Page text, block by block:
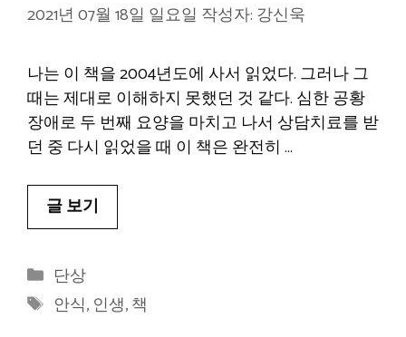
2021년 07월 18일 일요일 작성자: 강신욱
나는 이 책을 2004년도에 사서 읽었다. 그러나 그
때는 제대로 이해하지 못했던 것 같다. 심한 공황
장애로 두 번째 요양을 마치고 나서 상담치료를 받
던 중 다시 읽었을 때 이 책은 완전히 …
글 보기
카
테
고
단상
태
안식, 인생,책